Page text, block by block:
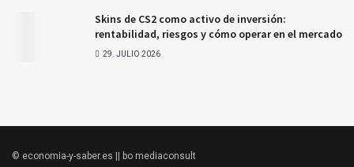
Skins de CS2 como activo de inversión:
rentabilidad, riesgos y cómo operar en el mercado
29. JULIO 2026
© economia-y-saber.es || bo mediaconsult